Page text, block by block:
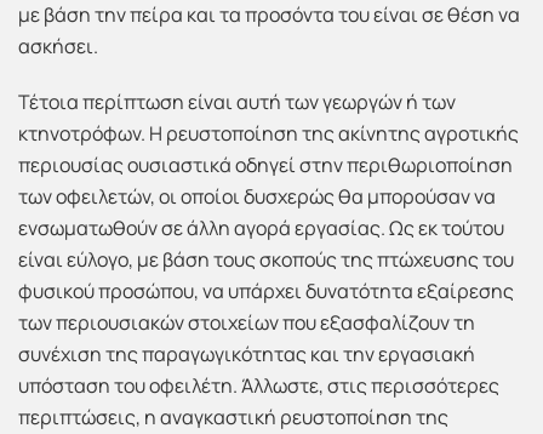
με βάση την πείρα και τα προσόντα του είναι σε θέση να
ασκήσει.
Τέτοια περίπτωση είναι αυτή των γεωργών ή των
κτηνοτρόφων. Η ρευστοποίηση της ακίνητης αγροτικής
περιουσίας ουσιαστικά οδηγεί στην περιθωριοποίηση
των οφειλετών, οι οποίοι δυσχερώς θα μπορούσαν να
ενσωματωθούν σε άλλη αγορά εργασίας. Ως εκ τούτου
είναι εύλογο, με βάση τους σκοπούς της πτώχευσης του
φυσικού προσώπου, να υπάρχει δυνατότητα εξαίρεσης
των περιουσιακών στοιχείων που εξασφαλίζουν τη
συνέχιση της παραγωγικότητας και την εργασιακή
υπόσταση του οφειλέτη. Άλλωστε, στις περισσότερες
περιπτώσεις, η αναγκαστική ρευστοποίηση της